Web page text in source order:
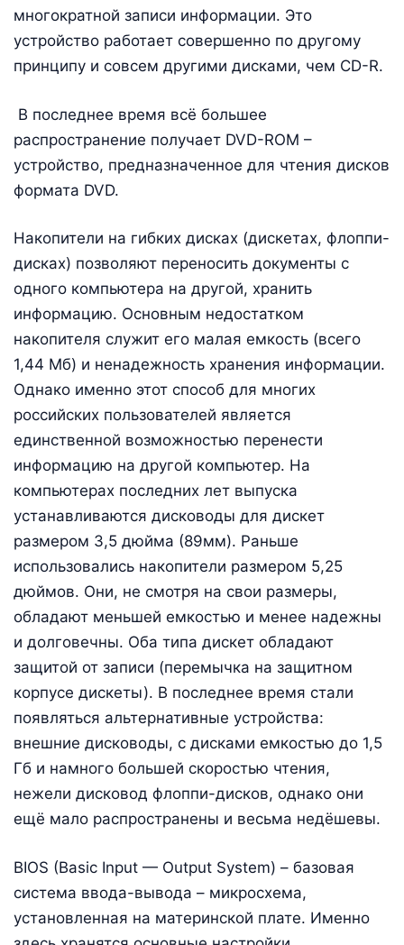
многократной записи информации. Это
устройство работает совершенно по другому
принципу и совсем другими дисками, чем CD-R.
В последнее время всё большее
распространение получает DVD-ROM –
устройство, предназначенное для чтения дисков
формата DVD.
Накопители на гибких дисках (дискетах, флоппи-
дисках) позволяют переносить документы с
одного компьютера на другой, хранить
информацию. Основным недостатком
накопителя служит его малая емкость (всего
1,44 Мб) и ненадежность хранения информации.
Однако именно этот способ для многих
российских пользователей является
единственной возможностью перенести
информацию на другой компьютер. На
компьютерах последних лет выпуска
устанавливаются дисководы для дискет
размером 3,5 дюйма (89мм). Раньше
использовались накопители размером 5,25
дюймов. Они, не смотря на свои размеры,
обладают меньшей емкостью и менее надежны
и долговечны. Оба типа дискет обладают
защитой от записи (перемычка на защитном
корпусе дискеты). В последнее время стали
появляться альтернативные устройства:
внешние дисководы, с дисками емкостью до 1,5
Гб и намного большей скоростью чтения,
нежели дисковод флоппи-дисков, однако они
ещё мало распространены и весьма недёшевы.
BIOS (Basic Input — Output System) – базовая
система ввода-вывода – микросхема,
установленная на материнской плате. Именно